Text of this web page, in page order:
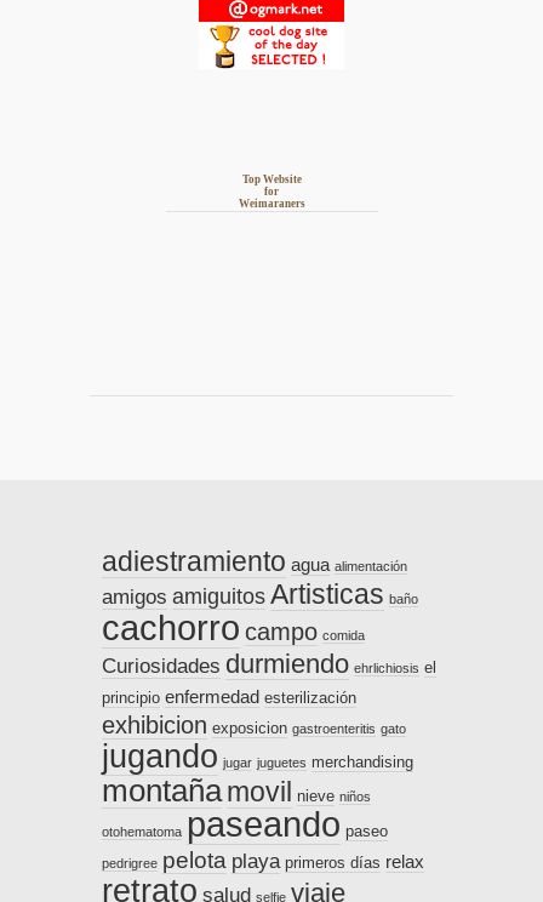
Top Website
for
Weimaraners
adiestramiento agua alimentación
amigos amiguitos Artisticas baño
cachorro campo comida
Curiosidades durmiendo ehrlichiosis el
principio enfermedad esterilización
exhibicion exposicion gastroenteritis gato
jugando jugar juguetes merchandising
montañamovil nieve niños
otohematoma paseando paseo
pedrigree pelota playa primeros días relax
retrato salud selfie viaje